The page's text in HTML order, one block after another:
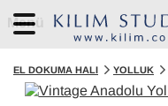
Menü
EL DOKUMA HALI YOLLUK